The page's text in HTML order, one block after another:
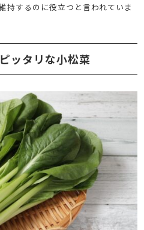
持するのに役立つと言われていま
ッタリな小松菜